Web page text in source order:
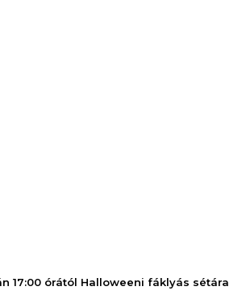
17:00 órától Halloweeni fáklyás sétára